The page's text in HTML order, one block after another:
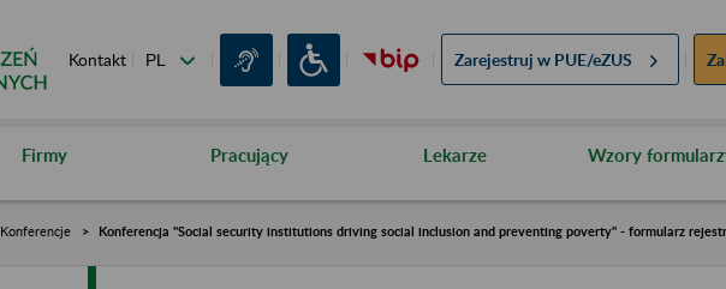
Kontakt Zarejestruj w PUE/eZUS
Firmy Pracujący Lekarze Wzory
Konferencje Konferencja "Social security institutions driving social inclusion and preventing poverty" - formularz